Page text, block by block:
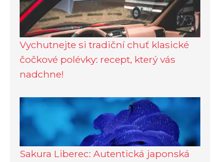
Vychutnejte si tradiční chuť klasické
čočkové polévky: recept, který vás
nadchne!
Sakura Liberec: Autentická japonská